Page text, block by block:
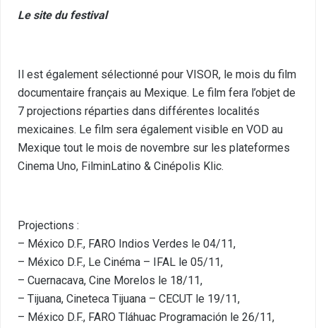
Le site du festival
Il est également sélectionné pour VISOR, le mois du film
documentaire français au Mexique. Le film fera l’objet de
7 projections réparties dans différentes localités
mexicaines. Le film sera également visible en VOD au
Mexique tout le mois de novembre sur les plateformes
Cinema Uno, FilminLatino & Cinépolis Klic.
Projections :
– México D.F., FARO Indios Verdes le 04/11,
– México D.F., Le Cinéma – IFAL le 05/11,
– Cuernacava, Cine Morelos le 18/11,
– Tijuana, Cineteca Tijuana – CECUT le 19/11,
– México D.F., FARO Tláhuac Programación le 26/11,